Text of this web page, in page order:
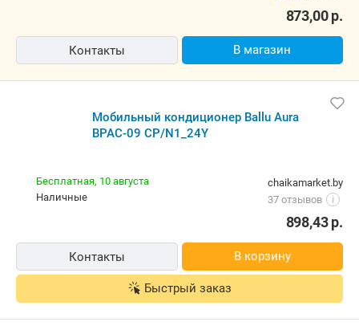
873,00р.
Контакты В магазин
Мобильный кондиционер Ballu Aura
BPAC-09 CP/N1_24Y
chaikamarket.by
37 отзывов
i
Бесплатная, 10 августа
наличные
898,43р.
Контакты В корзину
Быстрый заказ